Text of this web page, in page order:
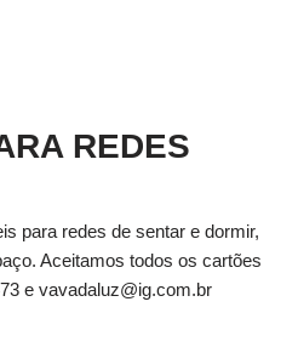
REDES
para redes de sentar e dormir,
Aceitamos todos os cartões
e vavadaluz@ig.com.br